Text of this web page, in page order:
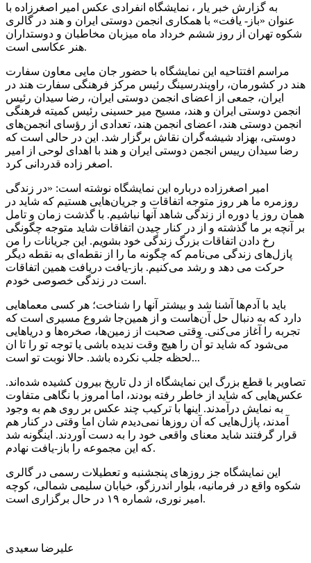
به گزارش خبر یار ، نمایشگاه انفرادی عکس امیر اصغرزاده با
عنوان «باز- یافت» با همکاری انجمن دوستی ایران و هند در گالری
شکوه تهران از روز ششم خرداد ماه میزبان مخاطبان و دوستداران
هنر عکاسی است.
مراسم افتتاحیه این نمایشگاه با حضور جان مایی معاون سفارت
هند در کشورمان، راویندرسینگ رئیس مرکز فرهنگی سفارت هند در
ایران، جمعی از اعضای انجمن دوستی ایران، رضا سیدان رئیس
انجمن دوستی ایران و هند، مسیح میر حسینی رئیس کمیته فرهنگی
انجمن دوستی هند، اعضای انجمن هند، تعدادی از رؤسای انجمن‌های
دوستی، بهزاد شیشه‌گران نقاش برگزار شد. این در حالی است که
رضا سیدان رییس انجمن دوستی ایران و هند با اهدای لوحی از امیر
اصغر زاده قدردانی کرد.
امیر اصغرزاده درباره این نمایشگاه نوشته است: «در زندگی
روزمره ما هر روز متوجه اتفاقات و جریان‌هایی هستیم که شاید در
همان روز یا دوره از زندگی شاهد آنها نباشیم. با گذشت زمان و تامل
بر آنچه بر ما گذشته و از در کنار چیدن اتفاقات شاید متوجه چگونگی
رخ دادن اتفاقات بزرگ زندگی خود بشویم. این جریانات را من
پازل‌های زندگی می‌نامم که چگونه ما را از نقطه‌ای به نقطه‌ دیگر
حرکت می دهد و رشد می‌کنیم. باز-یافت دریافت همین اتفاقات
است در زندگی خصوصی خودم.
باید با آدم‌ها آشنا شد و بیشتر آنها را شناخت؛ هر کسی معماهایی
دارد که به دنبال حل آن‌هاست و از همین‌جا شروع مسیری است که
تجربه را آغاز می‌کنی. وقتی صحبت از زمین‌ها، صخره‌ها و دریاهایی
می‌شود که شاید تو آن را هیچ وقت ندیده باشی یا توجه تو را تا ان
لحظه جلب نکرده باشد. حالا نوبت تو است...
تصاویر با قطع بزرگ این نمایشگاه از دل تاریخ بیرون کشیده شده‌اند.
عکس‌هایی که شاید از خاطر رفته بودند، اما امروز با نگاهی متفاوت
به نمایش درآمدند. اینها با ترکیب چند عکس بر روی هم به وجود
آمدند، پازل‌هایی که آن روزها نمی‌دیدم شان اما وقتی در کنار هم
قرار گرفتند شاید معنای واقعی خود را به دست آوردند. اینگونه شد
که این مجموعه را باز-یافت نهادم.
این نمایشگاه جز روزهای پنجشنبه و تعطیلات رسمی در گالری
شکوه واقع در فرمانیه، بلوار اندرزگو، خیابان سلیمی شمالی، کوچه
امیر نوری، شماره ۱۹ در حال برگزاری است.
علیرضا سعیدی